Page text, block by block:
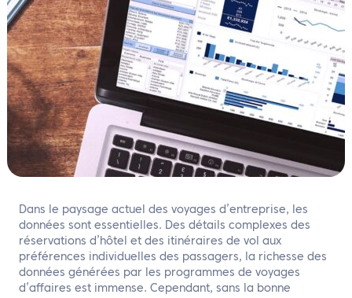
Contactez nous
FR
Dans le paysage actuel des voyages d’entreprise, les
données sont essentielles. Des détails complexes des
réservations d’hôtel et des itinéraires de vol aux
préférences individuelles des passagers, la richesse des
données générées par les programmes de voyages
d’affaires est immense. Cependant, sans la bonne